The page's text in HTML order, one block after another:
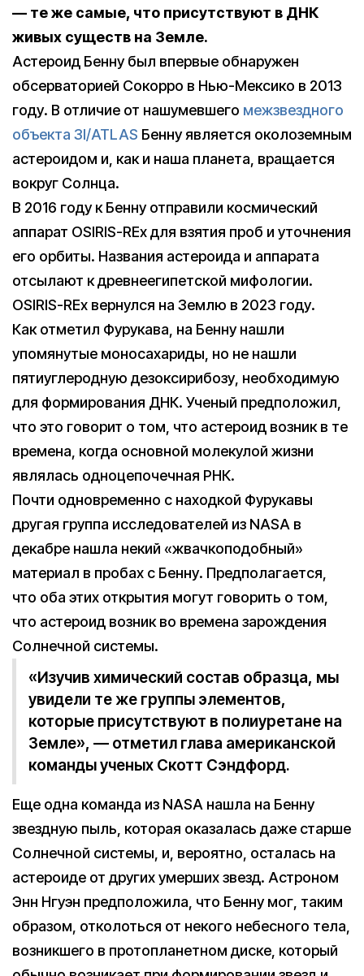
— те же самые, что присутствуют в ДНК
живых существ на Земле.
Астероид Бенну был впервые обнаружен
обсерваторией Сокорро в Нью-Мексико в 2013
году. В отличие от нашумевшего межзвездного
объекта 3I/ATLAS Бенну является околоземным
астероидом и, как и наша планета, вращается
вокруг Солнца.
В 2016 году к Бенну отправили космический
аппарат OSIRIS-REx для взятия проб и уточнения
его орбиты. Названия астероида и аппарата
отсылают к древнеегипетской мифологии.
OSIRIS-REx вернулся на Землю в 2023 году.
Как отметил Фурукава, на Бенну нашли
упомянутые моносахариды, но не нашли
пятиуглеродную дезоксирибозу, необходимую
для формирования ДНК. Ученый предположил,
что это говорит о том, что астероид возник в те
времена, когда основной молекулой жизни
являлась одноцепочечная РНК.
Почти одновременно с находкой Фурукавы
другая группа исследователей из NASA в
декабре нашла некий «жвачкоподобный»
материал в пробах с Бенну. Предполагается,
что оба этих открытия могут говорить о том,
что астероид возник во времена зарождения
Солнечной системы.
«Изучив химический состав образца, мы
увидели те же группы элементов,
которые присутствуют в полиуретане на
Земле», — отметил глава американской
команды ученых Скотт Сэндфорд.
Еще одна команда из NASA нашла на Бенну
звездную пыль, которая оказалась даже старше
Солнечной системы, и, вероятно, осталась на
астероиде от других умерших звезд. Астроном
Энн Нгуэн предположила, что Бенну мог, таким
образом, отколоться от некого небесного тела,
возникшего в протопланетном диске, который